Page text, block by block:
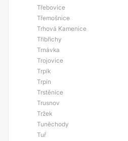
Třebovice
Třemošnice
Trhová Kamenice
Třibřichy
Trnávka
Trojovice
Trpík
Trpín
Trstěnice
Trusnov
Tržek
Tuněchody
Tuř